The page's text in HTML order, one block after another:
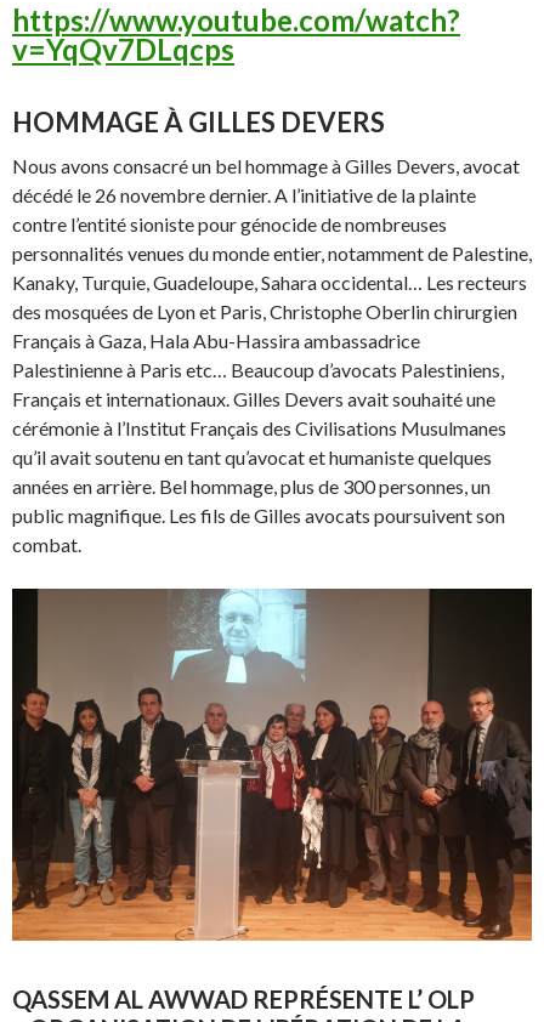
https://www.youtube.com/watch?
v=YqQv7DLqcps
HOMMAGE À GILLES DEVERS
Nous avons consacré un bel hommage à Gilles Devers, avocat
décédé le 26 novembre dernier. A l’initiative de la plainte
contre l’entité sioniste pour génocide de nombreuses
personnalités venues du monde entier, notamment de Palestine,
Kanaky, Turquie, Guadeloupe, Sahara occidental… Les recteurs
des mosquées de Lyon et Paris, Christophe Oberlin chirurgien
Français à Gaza, Hala Abu-Hassira ambassadrice
Palestinienne à Paris etc… Beaucoup d’avocats Palestiniens,
Français et internationaux. Gilles Devers avait souhaité une
cérémonie à l’Institut Français des Civilisations Musulmanes
qu’il avait soutenu en tant qu’avocat et humaniste quelques
années en arrière. Bel hommage, plus de 300 personnes, un
public magnifique. Les fils de Gilles avocats poursuivent son
combat.
QASSEM AL AWWAD REPRÉSENTE L’ OLP